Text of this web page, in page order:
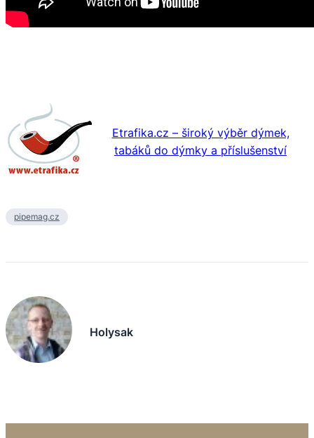
Etrafika.cz – široký výběr dýmek,
tabáků do dýmky a příslušenství
pipemag.cz
Holysak